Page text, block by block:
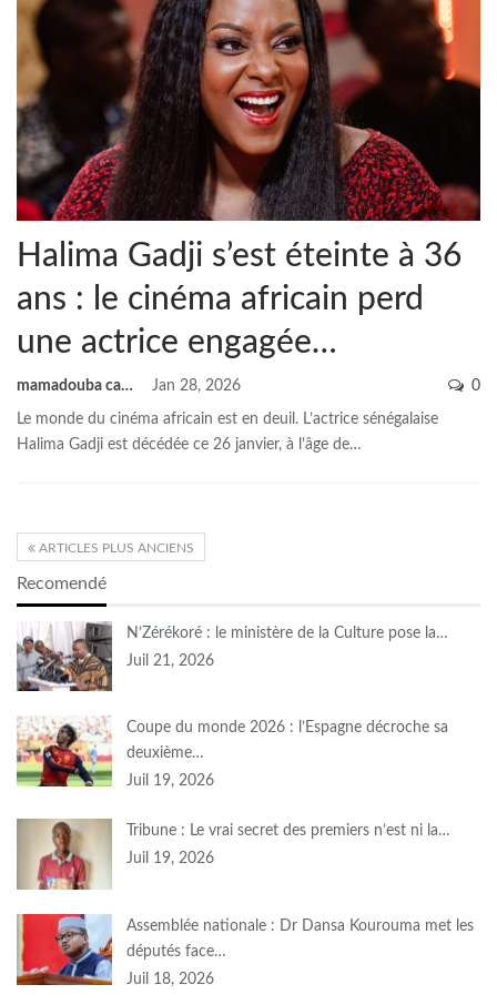
Halima Gadji s’est éteinte à 36
ans : le cinéma africain perd
une actrice engagée…
mamadouba camara Jan 28, 2026 0
Le monde du cinéma africain est en deuil. L’actrice sénégalaise
Halima Gadji est décédée ce 26 janvier, à l’âge de…
ARTICLES PLUS ANCIENS
Recomendé
N’Zérékoré : le ministère de la Culture pose la…
Juil 21, 2026
Coupe du monde 2026 : l’Espagne décroche sa
deuxième…
Juil 19, 2026
Tribune : Le vrai secret des premiers n’est ni la…
Juil 19, 2026
Assemblée nationale : Dr Dansa Kourouma met les
députés face…
Juil 18, 2026